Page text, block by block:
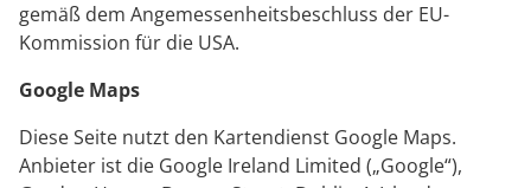
gemäß dem Angemessenheitsbeschluss der EU-
Kommission für die USA.
Google Maps
Diese Seite nutzt den Kartendienst Google Maps.
Anbieter ist die Google Ireland Limited („Google“),